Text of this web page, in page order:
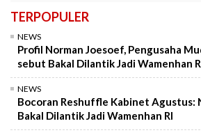
TERPOPULER
NEWS
Profil Norman Joesoef, Pengusaha
sebut Bakal Dilantik Jadi Wamenhan
NEWS
Bocoran Reshuffle Kabinet Agustus:
Bakal Dilantik Jadi Wamenhan RI